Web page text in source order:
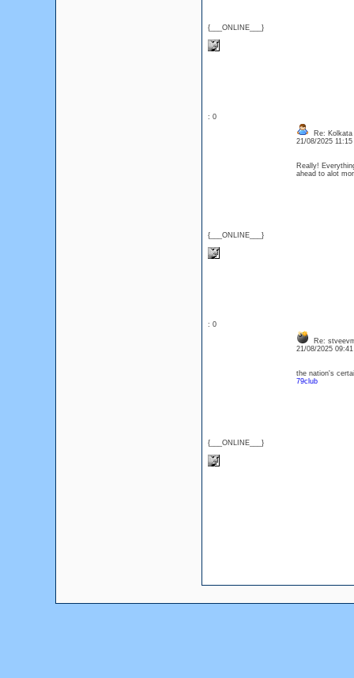
{___ONLINE___}
: 0
{___ONLINE___}
Re:
21/08/2025
Really!
ahead to alot
: 0
{___ONLINE___}
Re:
21/08/2025
the nation's
79club